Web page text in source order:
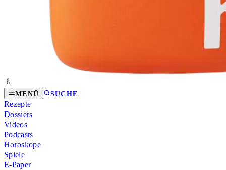
MENÜ SUCHE
Rezepte
Dossiers
Videos
Podcasts
Horoskope
Spiele
E-Paper